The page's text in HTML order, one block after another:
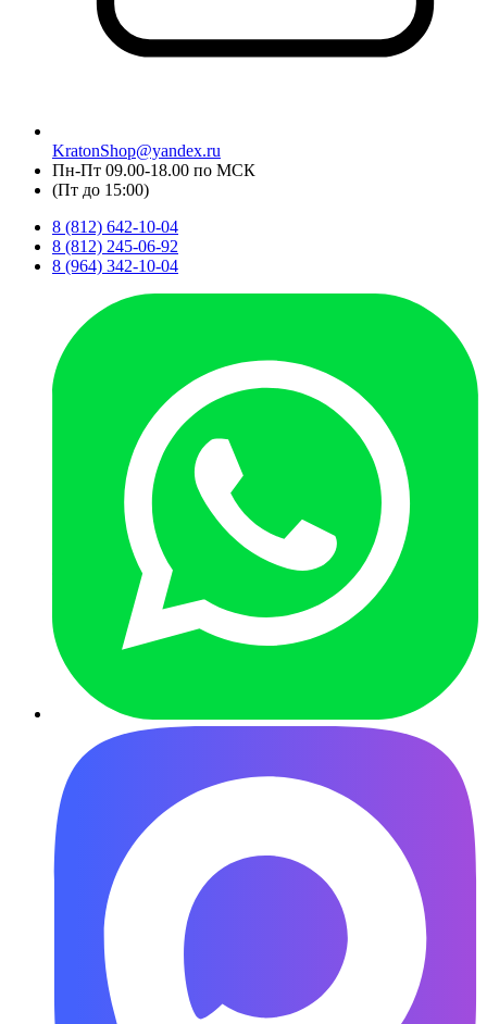
KratonShop@yandex.ru
Пн-Пт 09.00-18.00 по МСК
(Пт до 15:00)
8 (812) 642-10-04
8 (812) 245-06-92
8 (964) 342-10-04